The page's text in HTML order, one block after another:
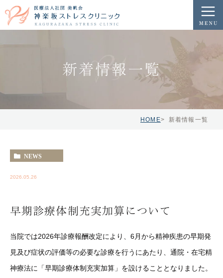
新着情報一覧
HOME 新着情報一覧
NEWS
2026.05.26
早期診療体制充実加算について
当院では2026年診療報酬改定により、6月から精神疾患の早期発
見及び症状の評価等の必要な診療を行うにあたり、通院・在宅精
神療法に「早期診療体制充実加算」を設けることとなりました。